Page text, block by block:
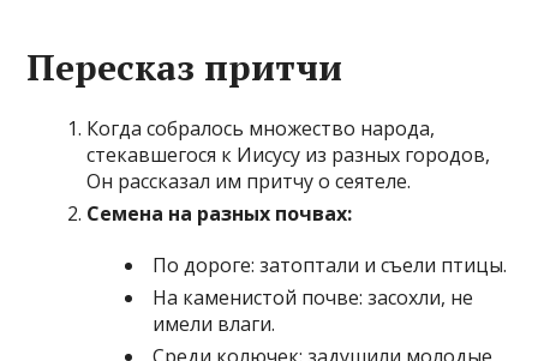
Пересказ притчи
Когда собралось множество народа,
стекавшегося к Иисусу из разных городов,
Он рассказал им притчу о сеятеле.
Семена на разных почвах:
По дороге: затоптали и съели птицы.
На каменистой почве: засохли, не
имели влаги.